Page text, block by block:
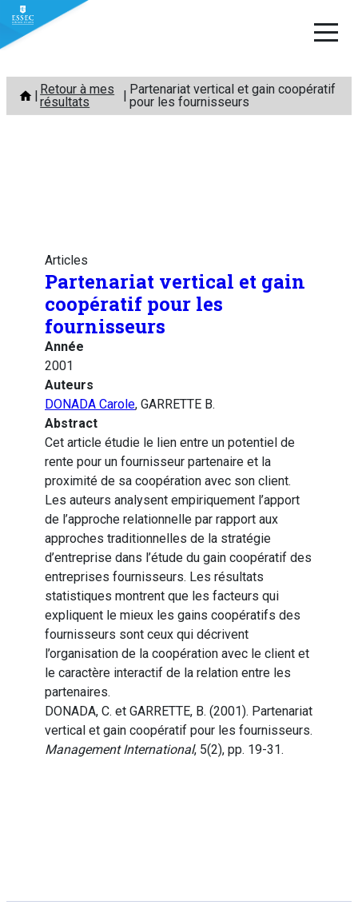
Aller
contenu
Retour à mes
résultats
Partenariat vertical et gain coopératif
pour les fournisseurs
Articles
Partenariat vertical et gain
coopératif pour les
fournisseurs
Année
2001
Auteurs
DONADA Carole, GARRETTE B.
Abstract
Cet article étudie le lien entre un potentiel de
rente pour un fournisseur partenaire et la
proximité de sa coopération avec son client.
Les auteurs analysent empiriquement l’apport
de l’approche relationnelle par rapport aux
approches traditionnelles de la stratégie
d’entreprise dans l’étude du gain coopératif des
entreprises fournisseurs. Les résultats
statistiques montrent que les facteurs qui
expliquent le mieux les gains coopératifs des
fournisseurs sont ceux qui décrivent
l’organisation de la coopération avec le client et
le caractère interactif de la relation entre les
partenaires.
DONADA, C. et GARRETTE, B. (2001). Partenariat
vertical et gain coopératif pour les fournisseurs.
Management International, 5(2), pp. 19-31.